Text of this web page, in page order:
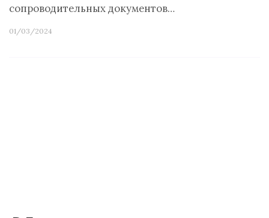
сопроводительных документов…
01/03/2024